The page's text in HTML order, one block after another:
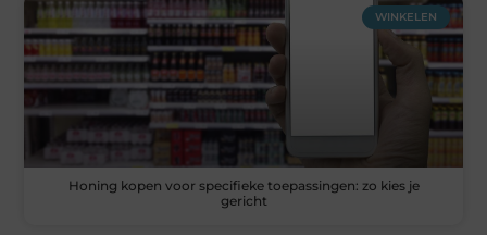
WINKELEN
Honing kopen voor specifieke toepassingen: zo kies je
gericht